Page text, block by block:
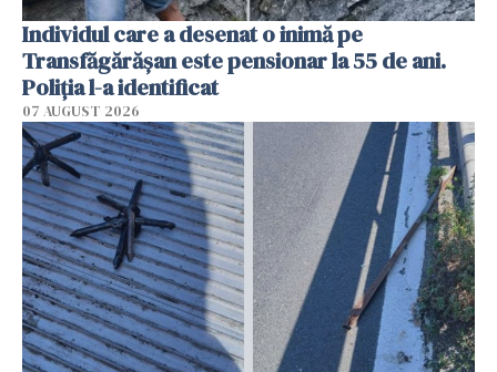
Individul care a desenat o inimă pe
Transfăgărășan este pensionar la 55 de ani.
Poliția l-a identificat
07 AUGUST 2026